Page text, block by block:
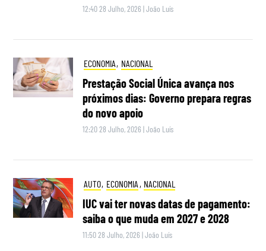
12:40 28 Julho, 2026 |João Luís
ECONOMIA, NACIONAL
Prestação Social Única avança nos
próximos dias: Governo prepara regras
do novo apoio
12:20 28 Julho, 2026 |João Luís
AUTO, ECONOMIA , NACIONAL
IUC vai ter novas datas de pagamento:
saiba o que muda em 2027 e 2028
11:50 28 Julho, 2026 |João Luís